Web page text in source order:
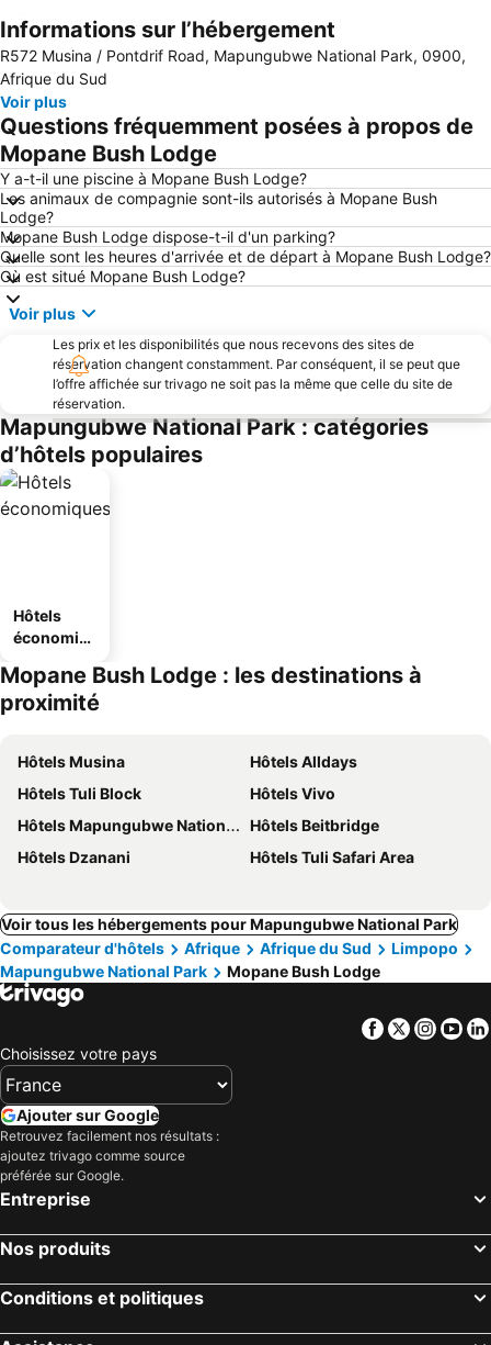
Agrandir la carte
Informations sur l’hébergement
R572 Musina / Pontdrif Road, Mapungubwe National Park, 0900,
Afrique du Sud
Voir plus
Questions fréquemment posées à propos de
Mopane Bush Lodge
Y a-t-il une piscine à Mopane Bush Lodge?
Les animaux de compagnie sont-ils autorisés à Mopane Bush
Lodge?
Mopane Bush Lodge dispose-t-il d'un parking?
Quelle sont les heures d'arrivée et de départ à Mopane Bush Lodge?
Où est situé Mopane Bush Lodge?
Voir plus
Les prix et les disponibilités que nous recevons des sites de
réservation changent constamment. Par conséquent, il se peut que
l’offre affichée sur trivago ne soit pas la même que celle du site de
réservation.
Mapungubwe National Park : catégories
d’hôtels populaires
Hôtels
économiq
Mopane Bush Lodge : les destinations à
proximité
Hôtels Musina
Hôtels Alldays
Hôtels Tuli Block
Hôtels Vivo
Hôtels Mapungubwe National Park
Hôtels Beitbridge
Hôtels Dzanani
Hôtels Tuli Safari Area
Voir tous les hébergements pour Mapungubwe National Park
Comparateur d'hôtels
Afrique Afrique du Sud
Limpopo
Mapungubwe National Park
Mopane Bush Lodge
Facebook
Twitter
Choisissez votre pays
Ajouter sur Google
Retrouvez facilement nos résultats :
ajoutez trivago comme source
préférée sur Google.
Entreprise
Nos produits
Conditions et politiques